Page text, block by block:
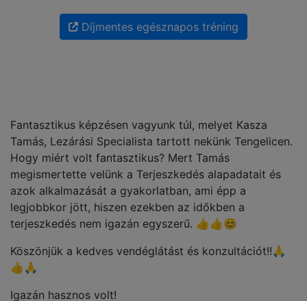
Díjmentes egésznapos tréning
Fantasztikus képzésen vagyunk túl, melyet Kasza
Tamás, Lezárási Specialista tartott nekünk Tengelicen.
Hogy miért volt fantasztikus? Mert Tamás
megismertette velünk a Terjeszkedés alapadatait és
azok alkalmazását a gyakorlatban, ami épp a
legjobbkor jött, hiszen ezekben az időkben a
terjeszkedés nem igazán egyszerű. 👍👍😊
Köszönjük a kedves vendéglátást és konzultációt!!🙏
👍🙏
Igazán hasznos volt!